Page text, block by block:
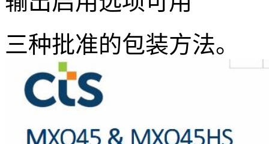
三种批准的包装方法。